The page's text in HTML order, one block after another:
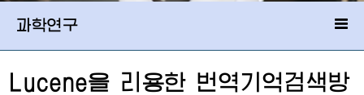
과학연구
Lucene을 리용한 번역기억검색방